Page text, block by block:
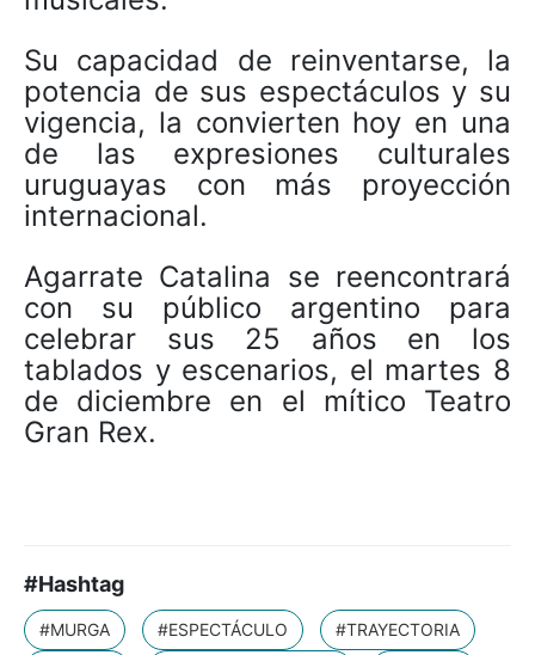
Su capacidad de reinventarse, la
potencia de sus espectáculos y su
vigencia, la convierten hoy en una
de las expresiones culturales
uruguayas con más proyección
internacional.
Agarrate Catalina se reencontrará
con su público argentino para
celebrar sus 25 años en los
tablados y escenarios, el martes 8
de diciembre en el mítico Teatro
Gran Rex.
#Hashtag
#MURGA #ESPECTÁCULO #TRAYECTORIA